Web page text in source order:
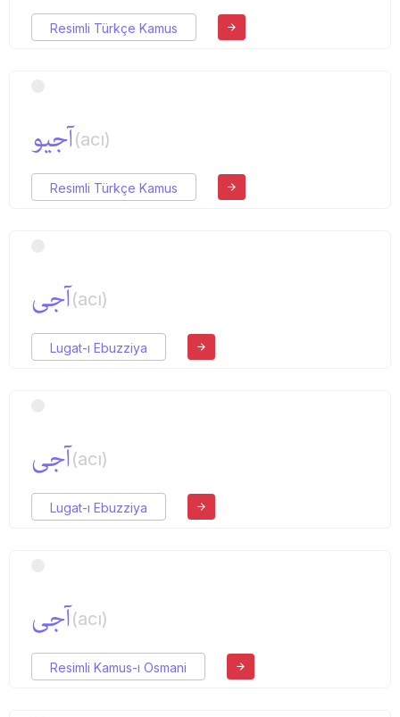
Resimli Türkçe Kamus
آجیو(acı)
Resimli Türkçe Kamus
آجی(acı)
Lugat-ı Ebuzziya
آجی(acı)
Lugat-ı Ebuzziya
آجی(acı)
Resimli Kamus-ı Osmani